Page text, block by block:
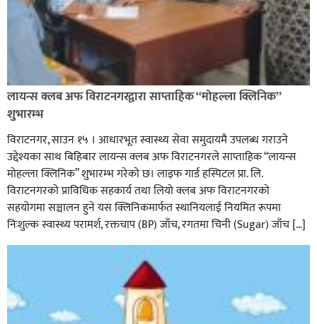
लायन्स क्लब अफ विराटनगरद्वारा साप्ताहिक “मोहल्ला क्लिनिक”
शुभारम्भ
विराटनगर, साउन १५ । आधारभूत स्वास्थ्य सेवा समुदायमै उपलब्ध गराउने
उद्देश्यका साथ बिहिबार लायन्स क्लब अफ विराटनगरले साप्ताहिक “लायन्स
मोहल्ला क्लिनिक” शुभारम्भ गरेकाे छ। लाइफ गार्ड हस्पिटल प्रा. लि.
विराटनगरको प्राविधिक सहकार्य तथा लियो क्लब अफ विराटनगरको
सहयोगमा सञ्चालन हुने यस क्लिनिकमार्फत स्थानियलाई नियमित रूपमा
निःशुल्क स्वास्थ्य परामर्श, रक्तचाप (BP) जाँच, रगतमा चिनी (Sugar) जाँच […]